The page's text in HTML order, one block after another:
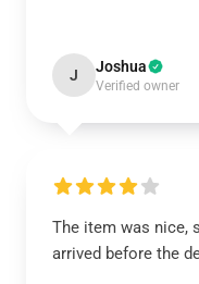
J Joshua
Verified owner
The item was nice,
arrived before the